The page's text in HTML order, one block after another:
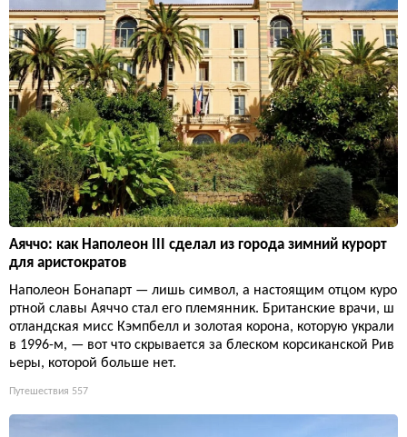
Аяччо: как Наполеон III сделал из города зимний курорт
для аристократов
Наполеон Бонапарт — лишь символ, а настоящим отцом куро
ртной славы Аяччо стал его племянник. Британские врачи, ш
отландская мисс Кэмпбелл и золотая корона, которую украли
в 1996-м, — вот что скрывается за блеском корсиканской Рив
ьеры, которой больше нет.
Путешествия 557